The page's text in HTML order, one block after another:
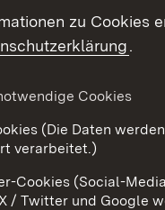
zu Cookies
.
Cookies
(Die Daten
verarbeitet.)
Cookies (Social-
/ Twitter und Google